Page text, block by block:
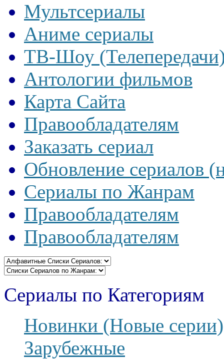
Мультсериалы
Аниме сериалы
ТВ-Шоу
Антологии фильмов
Карта Сайта
Правообладателям
Заказать сериал
Обновление сериалов
Сериалы по Жанрам
Правообладателям
Правообладателям
Сериалы по Категориям
Новинки (Новые серии)
Зарубежные